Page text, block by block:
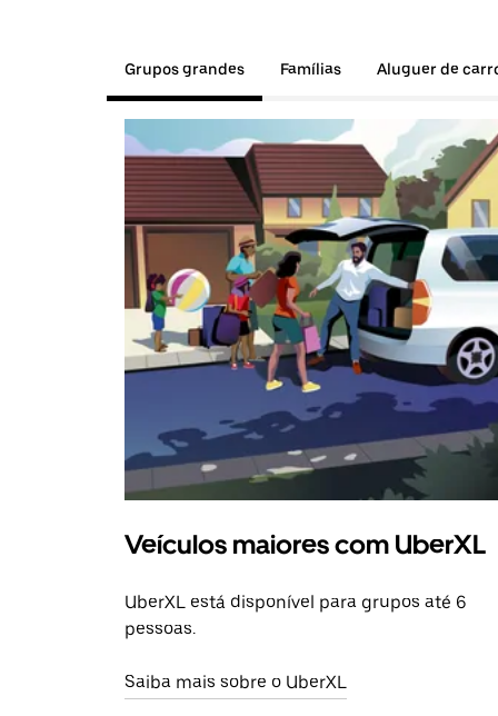
Grupos grandes Famílias Aluguer de
Veículos maiores com UberXL
UberXL está disponível para grupos até 6
pessoas.
Saiba mais sobre o UberXL